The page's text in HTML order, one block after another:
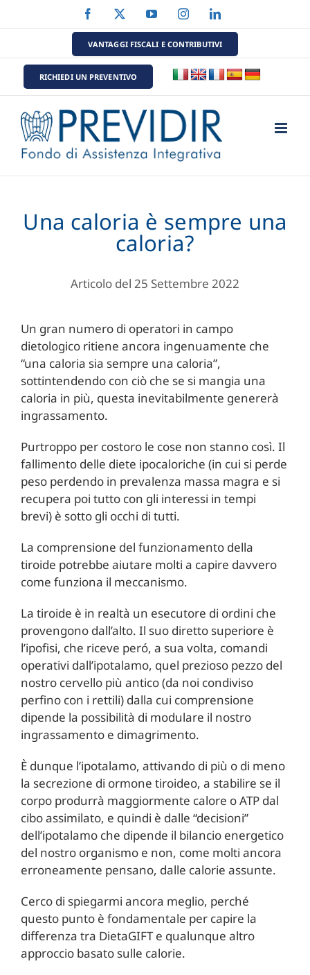
al
Facebook YouTubeInstagramLinkedIn
VANTAGGI FISCALI E CONTRIBUTIVI
RICHIEDI UN PREVENTIVO
Una caloria è sempre una
caloria?
Articolo del 25 Settembre 2022
Un gran numero di operatori in campo
dietologico ritiene ancora ingenuamente che
“una caloria sia sempre una caloria”,
sottintendendo con ciò che se si mangia una
caloria in più, questa inevitabilmente genererà
ingrassamento.
Purtroppo per costoro le cose non stanno così. Il
fallimento delle diete ipocaloriche (in cui si perde
peso perdendo in prevalenza massa magra e si
recupera poi tutto con gli interessi in tempi
brevi) è sotto gli occhi di tutti.
La comprensione del funzionamento della
tiroide potrebbe aiutare molti a capire davvero
come funziona il meccanismo.
La tiroide è in realtà un esecutore di ordini che
provengono dall’alto. Il suo diretto superiore è
l’ipofisi, che riceve peró, a sua volta, comandi
operativi dall’ipotalamo, quel prezioso pezzo del
nostro cervello più antico (da noi condiviso
perfino con i rettili) dalla cui comprensione
dipende la possibilità di modulare il nostro
ingrassamento e dimagrimento.
È dunque l’ipotalamo, attivando di più o di meno
la secrezione di ormone tiroideo, a stabilire se il
corpo produrrà maggiormente calore o ATP dal
cibo assimilato, e quindi è dalle “decisioni”
dell’ipotalamo che dipende il bilancio energetico
del nostro organismo e non, come molti ancora
erroneamente pensano, dalle calorie assunte.
Cerco di spiegarmi ancora meglio, perché
questo punto è fondamentale per capire la
differenza tra DietaGIFT e qualunque altro
approccio basato sulle calorie.